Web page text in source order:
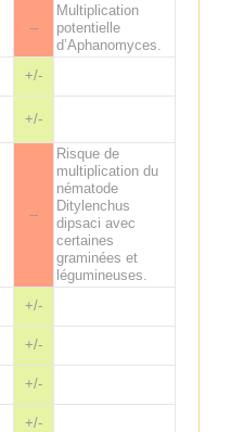
--
Multiplication
potentielle
d’Aphanomyces.
+/-
+/-
--
Risque de
multiplication du
nématode
Ditylenchus
dipsaci avec
certaines
graminées et
légumineuses.
+/-
+/-
+/-
+/-